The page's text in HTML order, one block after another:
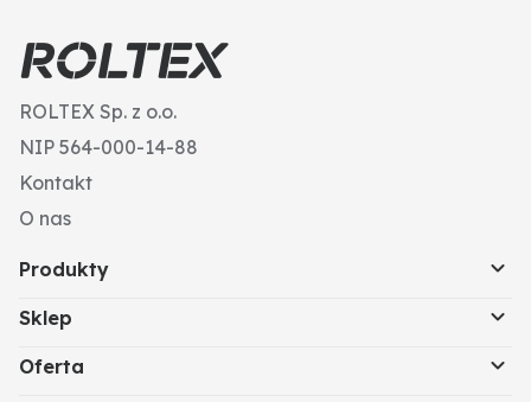
ROLTEX Sp. z o.o.
NIP 564-000-14-88
Kontakt
O nas
Produkty
Sklep
Oferta